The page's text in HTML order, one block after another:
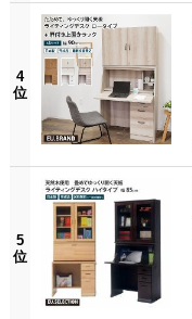
4
位
5
位